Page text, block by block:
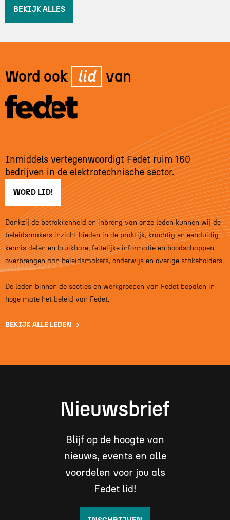
BEKIJK ALLES
Word ook lid van
Inmiddels vertegenwoordigt Fedet ruim 160
bedrijven in de elektrotechnische sector.
WORD LID!
Dankzij de betrokkenheid en inbreng van onze leden kunnen wij de
beleidsmakers inzicht bieden in de praktijk, krachtig en eenduidig
kennis delen en bruikbare, feitelijke informatie en boodschappen
overbrengen aan beleidsmakers, onderwijs en overige stakeholders.
De leden binnen de secties en werkgroepen van Fedet bepalen in
hoge mate het beleid van Fedet.
BEKIJK ALLE LEDEN
Nieuwsbrief
Blijf op de hoogte van
nieuws, events en alle
voordelen voor jou als
Fedet lid!